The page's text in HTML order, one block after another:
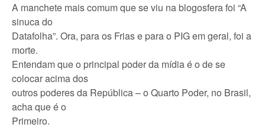
A manchete mais comum que se viu na blogosfera foi “A
sinuca do
Datafolha”. Ora, para os Frias e para o PIG em geral, foi a
morte.
Entendam que o principal poder da mídia é o de se
colocar acima dos
outros poderes da República – o Quarto Poder, no Brasil,
acha que é o
Primeiro.